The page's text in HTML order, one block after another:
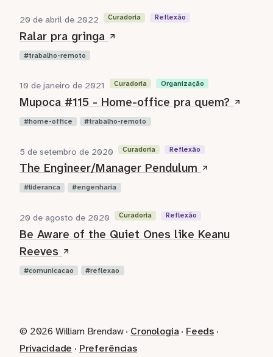
20 de abril de 2022 Curadoria Reflexão
Ralar pra gringa
trabalho-remoto
10 de janeiro de 2021 Curadoria Organização
Mupoca #115 - Home-office pra quem?
home-office trabalho-remoto
5 de setembro de 2020 Curadoria Reflexão
The Engineer/Manager Pendulum
lideranca engenharia
20 de agosto de 2020 Curadoria Reflexão
Be Aware of the Quiet Ones like Keanu
Reeves
comunicacao reflexao
© 2026 William Brendaw · Cronologia· Feeds ·
Privacidade · Preferências